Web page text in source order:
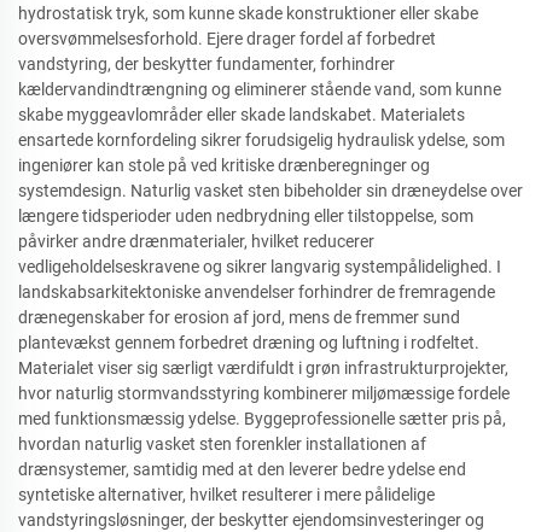
hydrostatisk tryk, som kunne skade konstruktioner eller skabe
oversvømmelsesforhold. Ejere drager fordel af forbedret
vandstyring, der beskytter fundamenter, forhindrer
kældervandindtrængning og eliminerer stående vand, som kunne
skabe myggeavlområder eller skade landskabet. Materialets
ensartede kornfordeling sikrer forudsigelig hydraulisk ydelse, som
ingeniører kan stole på ved kritiske drænberegninger og
systemdesign. Naturlig vasket sten bibeholder sin dræneydelse over
længere tidsperioder uden nedbrydning eller tilstoppelse, som
påvirker andre drænmaterialer, hvilket reducerer
vedligeholdelseskravene og sikrer langvarig systempålidelighed. I
landskabsarkitektoniske anvendelser forhindrer de fremragende
drænegenskaber for erosion af jord, mens de fremmer sund
plantevækst gennem forbedret dræning og luftning i rodfeltet.
Materialet viser sig særligt værdifuldt i grøn infrastrukturprojekter,
hvor naturlig stormvandsstyring kombinerer miljømæssige fordele
med funktionsmæssig ydelse. Byggeprofessionelle sætter pris på,
hvordan naturlig vasket sten forenkler installationen af
drænsystemer, samtidig med at den leverer bedre ydelse end
syntetiske alternativer, hvilket resulterer i mere pålidelige
vandstyringsløsninger, der beskytter ejendomsinvesteringer og